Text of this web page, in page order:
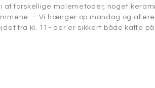
af forskellige malemetoder, noget
– Vi hænger op mandag og
fra kl. 11- der er sikkert både kaffe på